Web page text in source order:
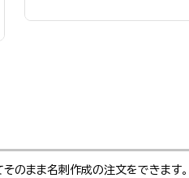
のまま名刺作成の注文をできます。